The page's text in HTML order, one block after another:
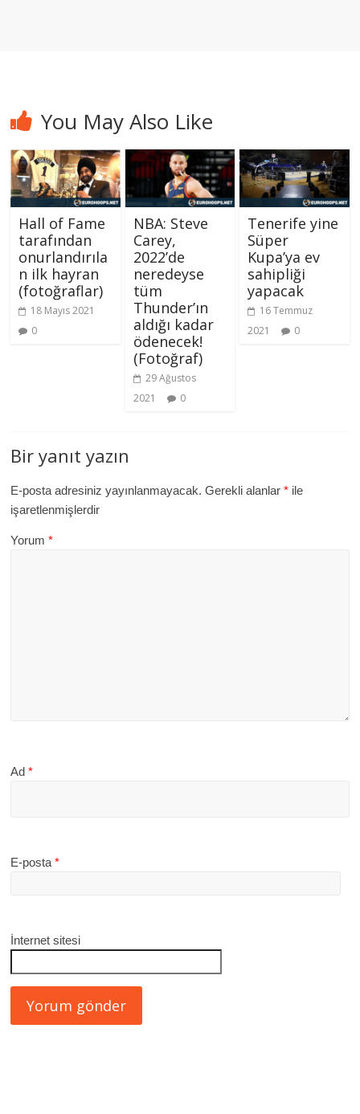
You May Also Like
Hall of Fame
tarafından
onurlandırıla
n ilk hayran
(fotoğraflar)
18 Mayıs 2021
0
NBA: Steve
Carey,
2022’de
neredeyse
tüm
Thunder’ın
aldığı kadar
ödenecek!
(Fotoğraf)
29 Ağustos
2021
0
Tenerife yine
Süper
Kupa’ya ev
sahipliği
yapacak
16 Temmuz
2021
0
Bir yanıt yazın
E-posta adresiniz yayınlanmayacak. Gerekli alanlar* ile
işaretlenmişlerdir
Yorum*
Ad*
E-posta*
İnternet sitesi